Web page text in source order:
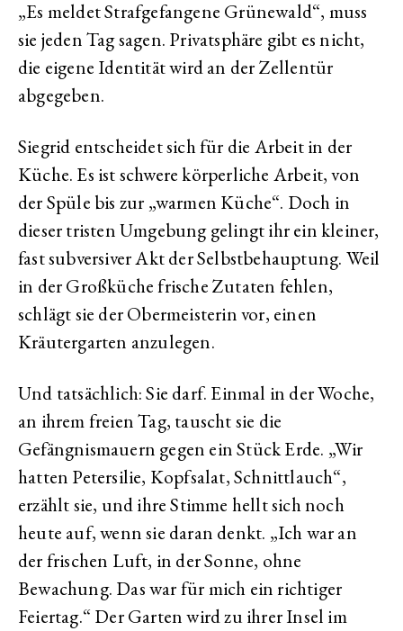
„Es meldet Strafgefangene Grünewald“, muss
sie jeden Tag sagen. Privatsphäre gibt es nicht,
die eigene Identität wird an der Zellentür
abgegeben.
Siegrid entscheidet sich für die Arbeit in der
Küche. Es ist schwere körperliche Arbeit, von
der Spüle bis zur „warmen Küche“. Doch in
dieser tristen Umgebung gelingt ihr ein kleiner,
fast subversiver Akt der Selbstbehauptung. Weil
in der Großküche frische Zutaten fehlen,
schlägt sie der Obermeisterin vor, einen
Kräutergarten anzulegen.
Und tatsächlich: Sie darf. Einmal in der Woche,
an ihrem freien Tag, tauscht sie die
Gefängnismauern gegen ein Stück Erde. „Wir
hatten Petersilie, Kopfsalat, Schnittlauch“,
erzählt sie, und ihre Stimme hellt sich noch
heute auf, wenn sie daran denkt. „Ich war an
der frischen Luft, in der Sonne, ohne
Bewachung. Das war für mich ein richtiger
Feiertag.“ Der Garten wird zu ihrer Insel im